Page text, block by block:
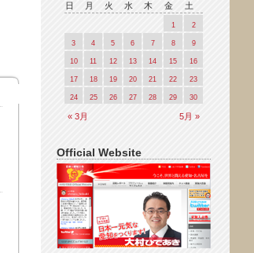
日 月 火 水 木 金 土
« 3月 5月 »
1 2
3 4 5 6 7 8 9
10 11 12 13 14 15 16
17 18 19 20 21 22 23
24 25 26 27 28 29 30
Official Website